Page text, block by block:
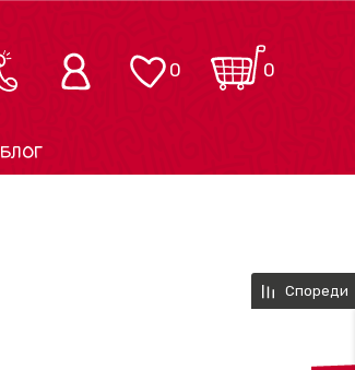
0
0
БЛОГ
Спореди